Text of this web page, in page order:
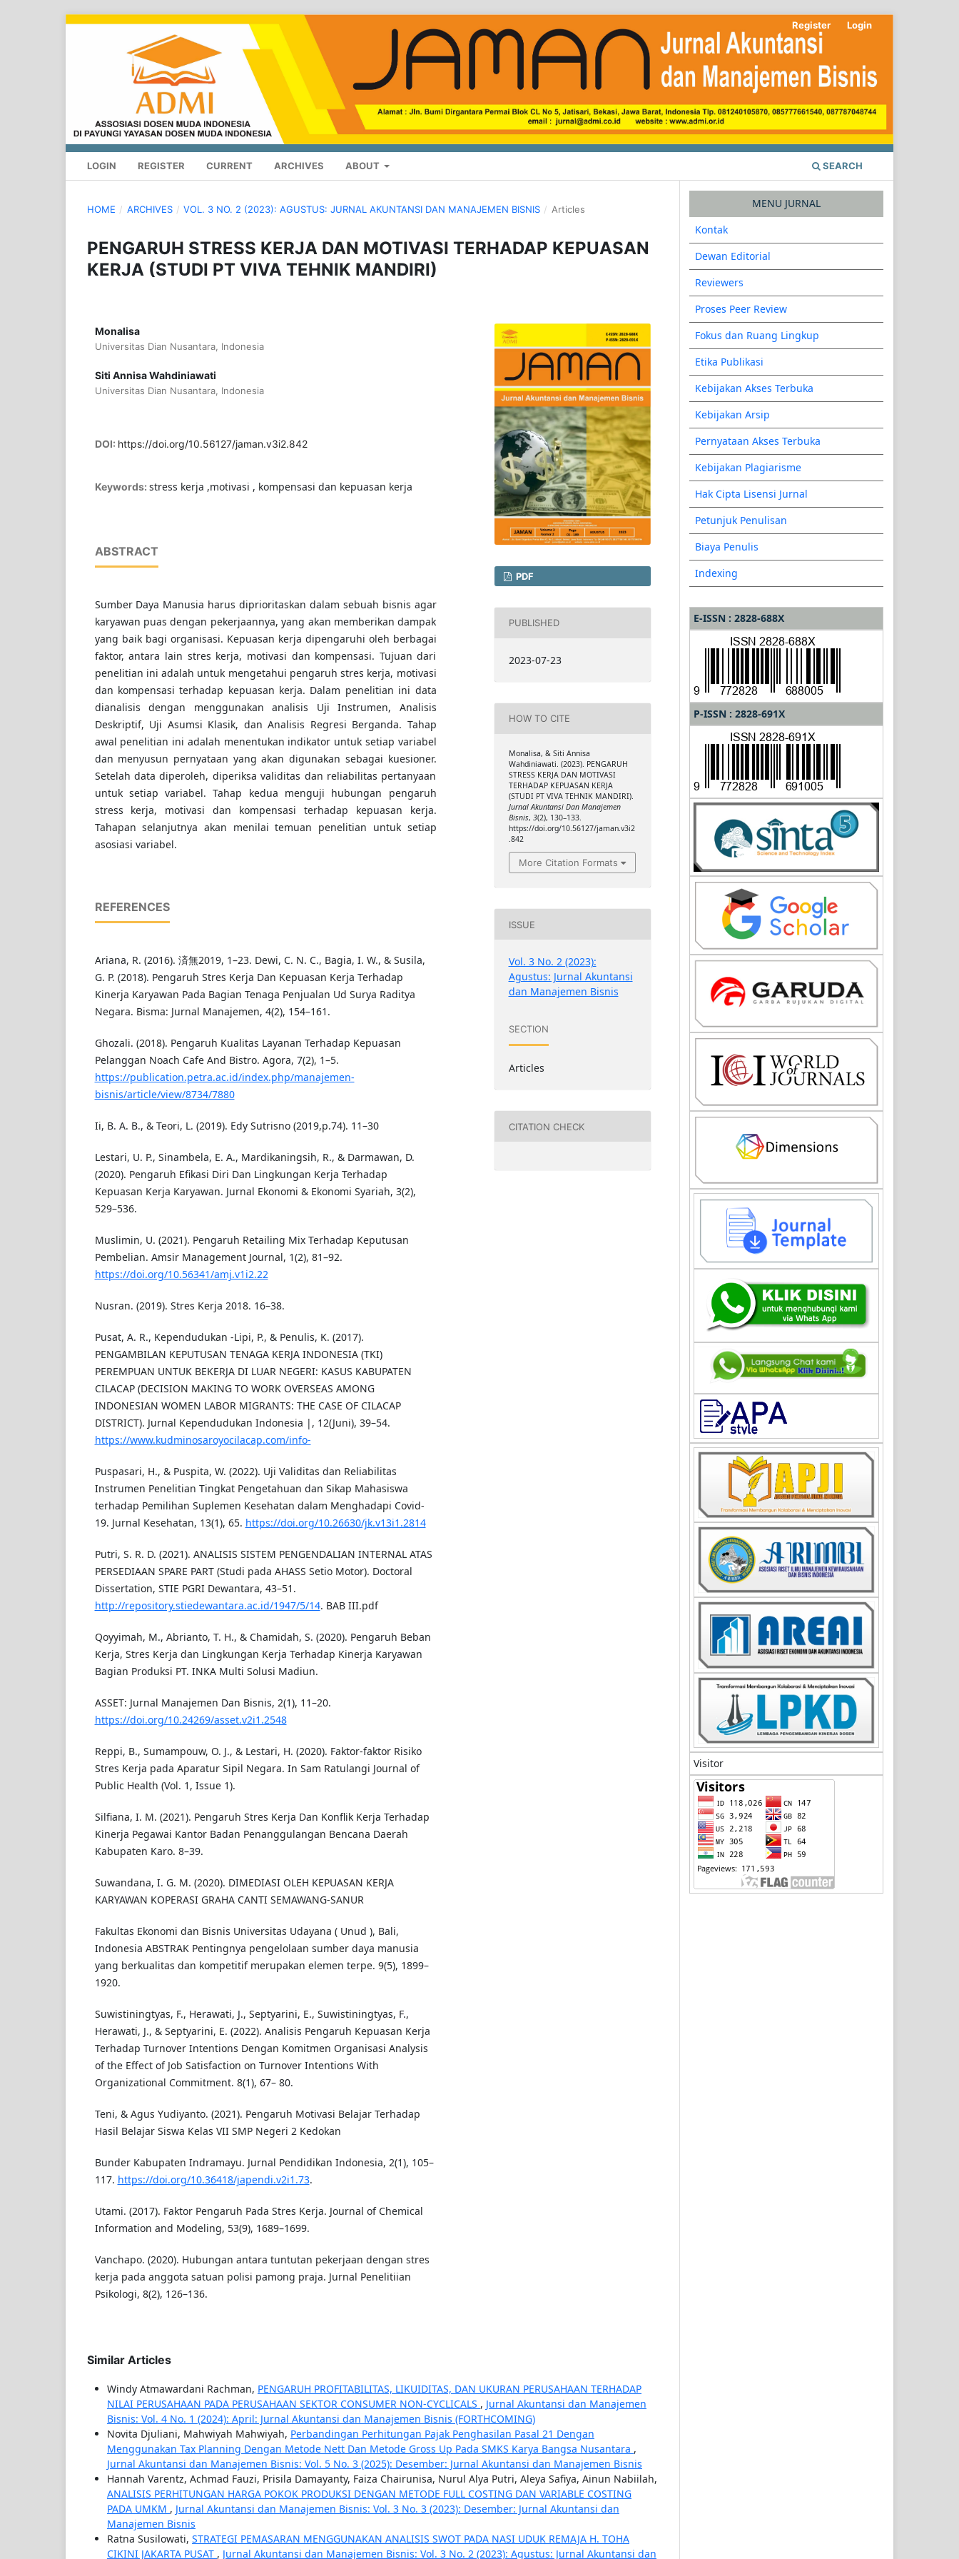
LOGIN REGISTER CURRENT ARCHIVES ABOUT SEARCH
Register Login
HOME / ARCHIVES / VOL. 3 NO. 2 (2023): AGUSTUS: JURNAL AKUNTANSI DAN MANAJEMEN BISNIS / Articles
PENGARUH STRESS KERJA DAN MOTIVASI TERHADAP KEPUASAN
KERJA (STUDI PT VIVA TEHNIK MANDIRI)
Monalisa
Universitas Dian Nusantara, Indonesia
Siti Annisa Wahdiniawati
Universitas Dian Nusantara, Indonesia
DOI: https://doi.org/10.56127/jaman.v3i2.842
Keywords: stress kerja ,motivasi , kompensasi dan kepuasan kerja
ABSTRACT
Sumber Daya Manusia harus diprioritaskan dalam sebuah bisnis agar
karyawan puas dengan pekerjaannya, yang akan memberikan dampak
yang baik bagi organisasi. Kepuasan kerja dipengaruhi oleh berbagai
faktor, antara lain stres kerja, motivasi dan kompensasi. Tujuan dari
penelitian ini adalah untuk mengetahui pengaruh stres kerja, motivasi
dan kompensasi terhadap kepuasan kerja. Dalam penelitian ini data
dianalisis dengan menggunakan analisis Uji Instrumen, Analisis
Deskriptif, Uji Asumsi Klasik, dan Analisis Regresi Berganda. Tahap
awal penelitian ini adalah menentukan indikator untuk setiap variabel
dan menyusun pernyataan yang akan digunakan sebagai kuesioner.
Setelah data diperoleh, diperiksa validitas dan reliabilitas pertanyaan
untuk setiap variabel. Tahap kedua menguji hubungan pengaruh
stress kerja, motivasi dan kompensasi terhadap kepuasan kerja.
Tahapan selanjutnya akan menilai temuan penelitian untuk setiap
asosiasi variabel.
REFERENCES
Ariana, R. (2016). 済無2019, 1–23. Dewi, C. N. C., Bagia, I. W., & Susila,
G. P. (2018). Pengaruh Stres Kerja Dan Kepuasan Kerja Terhadap
Kinerja Karyawan Pada Bagian Tenaga Penjualan Ud Surya Raditya
Negara. Bisma: Jurnal Manajemen, 4(2), 154–161.
Ghozali. (2018). Pengaruh Kualitas Layanan Terhadap Kepuasan
Pelanggan Noach Cafe And Bistro. Agora, 7(2), 1–5.
https://publication.petra.ac.id/index.php/manajemen-
bisnis/article/view/8734/7880
Ii, B. A. B., & Teori, L. (2019). Edy Sutrisno (2019,p.74). 11–30
Lestari, U. P., Sinambela, E. A., Mardikaningsih, R., & Darmawan, D.
(2020). Pengaruh Efikasi Diri Dan Lingkungan Kerja Terhadap
Kepuasan Kerja Karyawan. Jurnal Ekonomi & Ekonomi Syariah, 3(2),
529–536.
Muslimin, U. (2021). Pengaruh Retailing Mix Terhadap Keputusan
Pembelian. Amsir Management Journal, 1(2), 81–92.
https://doi.org/10.56341/amj.v1i2.22
Nusran. (2019). Stres Kerja 2018. 16–38.
Pusat, A. R., Kependudukan -Lipi, P., & Penulis, K. (2017).
PENGAMBILAN KEPUTUSAN TENAGA KERJA INDONESIA (TKI)
PEREMPUAN UNTUK BEKERJA DI LUAR NEGERI: KASUS KABUPATEN
CILACAP (DECISION MAKING TO WORK OVERSEAS AMONG
INDONESIAN WOMEN LABOR MIGRANTS: THE CASE OF CILACAP
DISTRICT). Jurnal Kependudukan Indonesia |, 12(Juni), 39–54.
https://www.kudminosaroyocilacap.com/info-
Puspasari, H., & Puspita, W. (2022). Uji Validitas dan Reliabilitas
Instrumen Penelitian Tingkat Pengetahuan dan Sikap Mahasiswa
terhadap Pemilihan Suplemen Kesehatan dalam Menghadapi Covid-
19. Jurnal Kesehatan, 13(1), 65. https://doi.org/10.26630/jk.v13i1.2814
Putri, S. R. D. (2021). ANALISIS SISTEM PENGENDALIAN INTERNAL ATAS
PERSEDIAAN SPARE PART (Studi pada AHASS Setio Motor). Doctoral
Dissertation, STIE PGRI Dewantara, 43–51.
http://repository.stiedewantara.ac.id/1947/5/14. BAB III.pdf
Qoyyimah, M., Abrianto, T. H., & Chamidah, S. (2020). Pengaruh Beban
Kerja, Stres Kerja dan Lingkungan Kerja Terhadap Kinerja Karyawan
Bagian Produksi PT. INKA Multi Solusi Madiun.
ASSET: Jurnal Manajemen Dan Bisnis, 2(1), 11–20.
https://doi.org/10.24269/asset.v2i1.2548
Reppi, B., Sumampouw, O. J., & Lestari, H. (2020). Faktor-faktor Risiko
Stres Kerja pada Aparatur Sipil Negara. In Sam Ratulangi Journal of
Public Health (Vol. 1, Issue 1).
Silfiana, I. M. (2021). Pengaruh Stres Kerja Dan Konflik Kerja Terhadap
Kinerja Pegawai Kantor Badan Penanggulangan Bencana Daerah
Kabupaten Karo. 8–39.
Suwandana, I. G. M. (2020). DIMEDIASI OLEH KEPUASAN KERJA
KARYAWAN KOPERASI GRAHA CANTI SEMAWANG-SANUR
Fakultas Ekonomi dan Bisnis Universitas Udayana ( Unud ), Bali,
Indonesia ABSTRAK Pentingnya pengelolaan sumber daya manusia
yang berkualitas dan kompetitif merupakan elemen terpe. 9(5), 1899–
1920.
Suwistiningtyas, F., Herawati, J., Septyarini, E., Suwistiningtyas, F.,
Herawati, J., & Septyarini, E. (2022). Analisis Pengaruh Kepuasan Kerja
Terhadap Turnover Intentions Dengan Komitmen Organisasi Analysis
of the Effect of Job Satisfaction on Turnover Intentions With
Organizational Commitment. 8(1), 67– 80.
Teni, & Agus Yudiyanto. (2021). Pengaruh Motivasi Belajar Terhadap
Hasil Belajar Siswa Kelas VII SMP Negeri 2 Kedokan
Bunder Kabupaten Indramayu. Jurnal Pendidikan Indonesia, 2(1), 105–
117. https://doi.org/10.36418/japendi.v2i1.73.
Utami. (2017). Faktor Pengaruh Pada Stres Kerja. Journal of Chemical
Information and Modeling, 53(9), 1689–1699.
Vanchapo. (2020). Hubungan antara tuntutan pekerjaan dengan stres
kerja pada anggota satuan polisi pamong praja. Jurnal Penelitiian
Psikologi, 8(2), 126–136.
PDF
PUBLISHED
2023-07-23
HOW TO CITE
Monalisa, & Siti Annisa
Wahdiniawati. (2023). PENGARUH
STRESS KERJA DAN MOTIVASI
TERHADAP KEPUASAN KERJA
(STUDI PT VIVA TEHNIK MANDIRI).
Jurnal Akuntansi Dan Manajemen
Bisnis, 3(2), 130–133.
https://doi.org/10.56127/jaman.v3i2
.842
More Citation Formats
ISSUE
Vol. 3 No. 2 (2023):
Agustus: Jurnal Akuntansi
dan Manajemen Bisnis
SECTION
Articles
CITATION CHECK
Similar Articles
Windy Atmawardani Rachman, PENGARUH PROFITABILITAS, LIKUIDITAS, DAN UKURAN PERUSAHAAN TERHADAP
NILAI PERUSAHAAN PADA PERUSAHAAN SEKTOR CONSUMER NON-CYCLICALS , Jurnal Akuntansi dan Manajemen
Bisnis: Vol. 4 No. 1 (2024): April: Jurnal Akuntansi dan Manajemen Bisnis (FORTHCOMING)
Novita Djuliani, Mahwiyah Mahwiyah, Perbandingan Perhitungan Pajak Penghasilan Pasal 21 Dengan
Menggunakan Tax Planning Dengan Metode Nett Dan Metode Gross Up Pada SMKS Karya Bangsa Nusantara ,
Jurnal Akuntansi dan Manajemen Bisnis: Vol. 5 No. 3 (2025): Desember: Jurnal Akuntansi dan Manajemen Bisnis
Hannah Varentz, Achmad Fauzi, Prisila Damayanty, Faiza Chairunisa, Nurul Alya Putri, Aleya Safiya, Ainun Nabiilah,
ANALISIS PERHITUNGAN HARGA POKOK PRODUKSI DENGAN METODE FULL COSTING DAN VARIABLE COSTING
PADA UMKM , Jurnal Akuntansi dan Manajemen Bisnis: Vol. 3 No. 3 (2023): Desember: Jurnal Akuntansi dan
Manajemen Bisnis
Ratna Susilowati, STRATEGI PEMASARAN MENGGUNAKAN ANALISIS SWOT PADA NASI UDUK REMAJA H. TOHA
CIKINI JAKARTA PUSAT , Jurnal Akuntansi dan Manajemen Bisnis: Vol. 3 No. 2 (2023): Agustus: Jurnal Akuntansi dan
MENU JURNAL
Kontak
Dewan Editorial
Reviewers
Proses Peer Review
Fokus dan Ruang Lingkup
Etika Publikasi
Kebijakan Akses Terbuka
Kebijakan Arsip
Pernyataan Akses Terbuka
Kebijakan Plagiarisme
Hak Cipta Lisensi Jurnal
Petunjuk Penulisan
Biaya Penulis
Indexing
E-ISSN : 2828-688X
P-ISSN : 2828-691X
Visitor